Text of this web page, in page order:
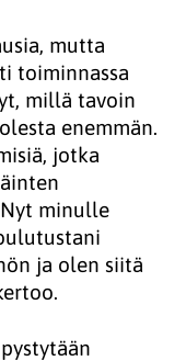
mutta
toiminnassa
millä tavoin
enemmän.
jotka
minulle
ja olen siitä